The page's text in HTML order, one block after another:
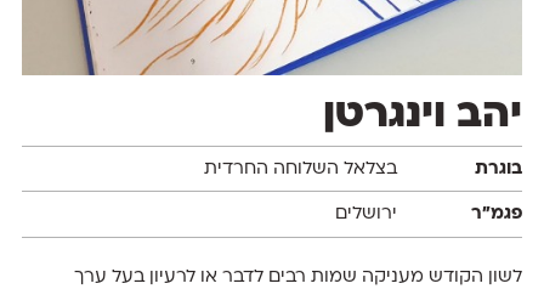
יהב וינגרטן
בוגרת בצלאל השלוחה החרדית
פגמ״ר ירושלים
לשון הקודש מעניקה שמות רבים לדבר או לרעיון בעל ערך